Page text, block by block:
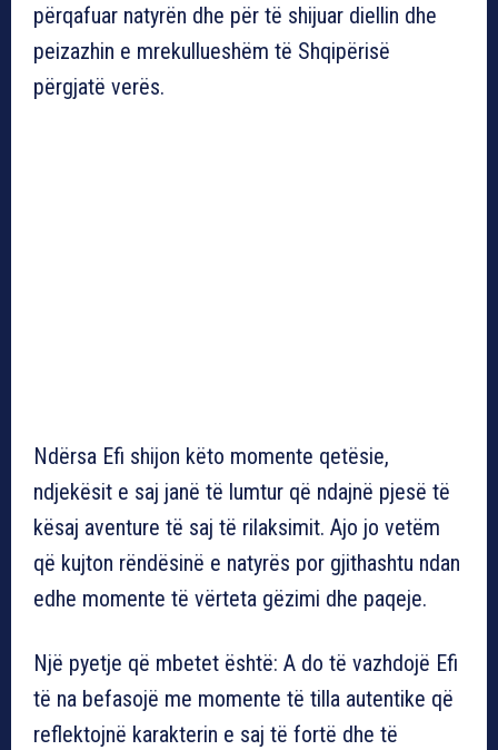
përqafuar natyrën dhe për të shijuar diellin dhe
peizazhin e mrekullueshëm të Shqipërisë
përgjatë verës.
Ndërsa Efi shijon këto momente qetësie,
ndjekësit e saj janë të lumtur që ndajnë pjesë të
kësaj aventure të saj të rilaksimit. Ajo jo vetëm
që kujton rëndësinë e natyrës por gjithashtu ndan
edhe momente të vërteta gëzimi dhe paqeje.
Një pyetje që mbetet është: A do të vazhdojë Efi
të na befasojë me momente të tilla autentike që
reflektojnë karakterin e saj të fortë dhe të